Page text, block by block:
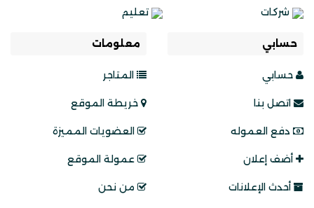
شركات تعليم
حسابي
حسابي
اتصل بنا
دفع العموله
أضف إعلان
أحدث الإعلانات
معلومات
المتاجر
خريطة الموقع
العضويات المميزة
عمولة الموقع
من نحن